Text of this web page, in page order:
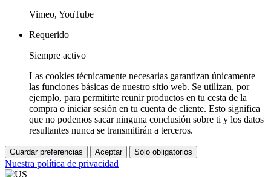
Vimeo, YouTube
Requerido
Siempre activo
Las cookies técnicamente necesarias garantizan únicamente
las funciones básicas de nuestro sitio web. Se utilizan, por
ejemplo, para permitirte reunir productos en tu cesta de la
compra o iniciar sesión en tu cuenta de cliente. Esto significa
que no podemos sacar ninguna conclusión sobre ti y los datos
resultantes nunca se transmitirán a terceros.
Guardar preferencias Aceptar Sólo obligatorios
Nuestra política de privacidad